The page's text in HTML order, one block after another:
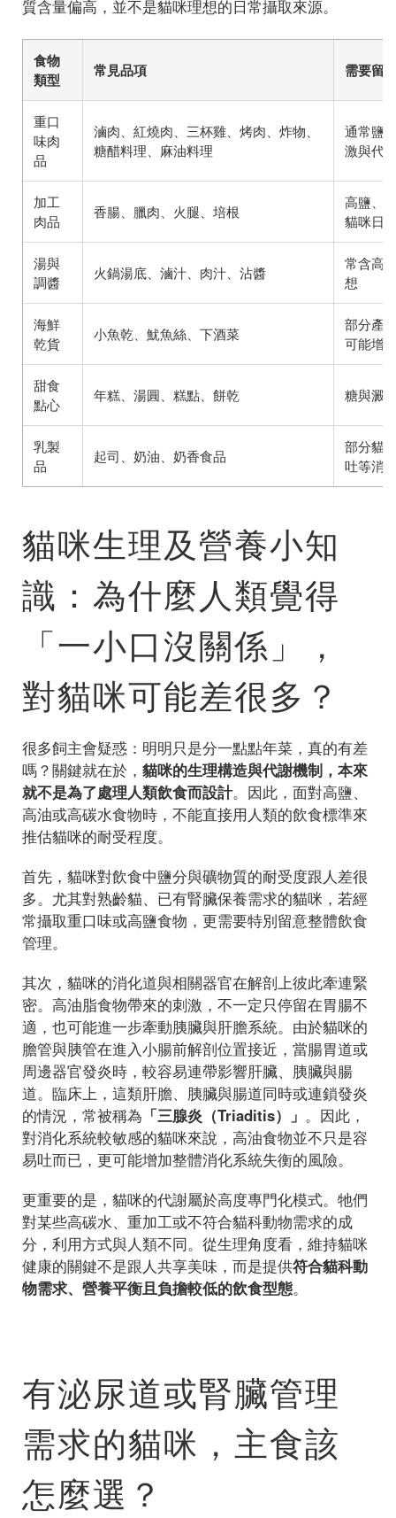
質含量偏高，並不是貓咪理想的日常攝取來源。
食物
類型
常見品項 需要留
重口
味肉
品
滷肉、紅燒肉、三杯雞、烤肉、炸物、
糖醋料理、麻油料理
通常鹽
激與代
加工
肉品
香腸、臘肉、火腿、培根
高鹽、
貓咪日
湯與
調醬
火鍋湯底、滷汁、肉汁、沾醬
常含高
想
海鮮
乾貨
小魚乾、魷魚絲、下酒菜
部分產
可能增
甜食
點心
年糕、湯圓、糕點、餅乾 糖與澱
乳製
品
起司、奶油、奶香食品
部分貓
吐等消
貓咪生理及營養小知
識：為什麼人類覺得
「一小口沒關係」，
對貓咪可能差很多？
很多飼主會疑惑：明明只是分一點點年菜，真的有差
嗎？關鍵就在於， 貓咪的生理構造與代謝機制，本來
就不是為了處理人類飲食而設計。因此，面對高鹽、
高油或高碳水食物時，不能直接用人類的飲食標準來
推估貓咪的耐受程度。
首先，貓咪對飲食中鹽分與礦物質的耐受度跟人差很
多。尤其對熟齡貓、已有腎臟保養需求的貓咪，若經
常攝取重口味或高鹽食物，更需要特別留意整體飲食
管理。
其次，貓咪的消化道與相關器官在解剖上彼此牽連緊
密。高油脂食物帶來的刺激，不一定只停留在胃腸不
適，也可能進一步牽動胰臟與肝膽系統。由於貓咪的
膽管與胰管在進入小腸前解剖位置接近，當腸胃道或
周邊器官發炎時，較容易連帶影響肝臟、胰臟與腸
道。臨床上，這類肝膽、胰臟與腸道同時或連鎖發炎
的情況，常被稱為 「三腺炎（Triaditis）」 。因此，
對消化系統較敏感的貓咪來說，高油食物並不只是容
易吐而已，更可能增加整體消化系統失衡的風險。
更重要的是，貓咪的代謝屬於高度專門化模式。牠們
對某些高碳水、重加工或不符合貓科動物需求的成
分，利用方式與人類不同。從生理角度看，維持貓咪
健康的關鍵不是跟人共享美味，而是提供符合貓科動
物需求、營養平衡且負擔較低的飲食型態。
有泌尿道或腎臟管理
需求的貓咪，主食該
怎麼選？